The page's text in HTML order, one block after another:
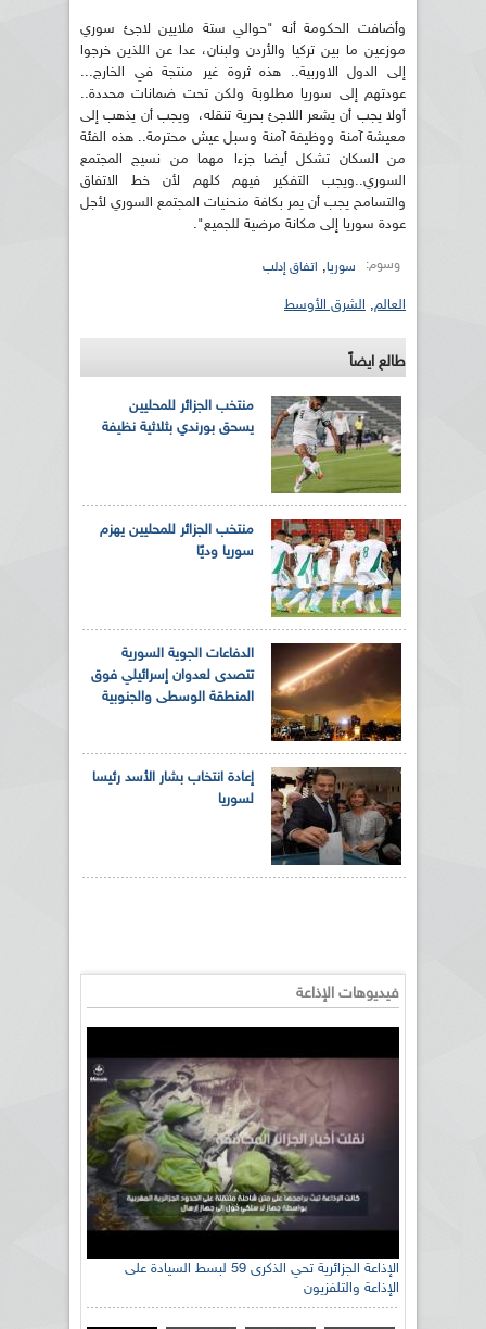
وأضافت الحكومة أنه "حوالي ستة ملايين لاجئ سوري
موزعين ما بين تركيا والأردن ولبنان، عدا عن اللذين خرجوا
إلى الدول الاوربية.. هذه ثروة غير منتجة في الخارج...
عودتهم إلى سوريا مطلوبة ولكن تحت ضمانات محددة..
أولا يجب أن يشعر اللاجئ بحرية تنقله، ويجب أن يذهب إلى
معيشة آمنة ووظيفة آمنة وسبل عيش محترمة.. هذه الفئة
من السكان تشكل أيضا جزءا مهما من نسيج المجتمع
السوري..ويجب التفكير فيهم كلهم لأن خط الاتفاق
والتسامح يجب أن يمر بكافة منحنيات المجتمع السوري لأجل
عودة سوريا إلى مكانة مرضية للجميع".
وسوم: سوريا, اتفاق إدلب
العالم, الشرق الأوسط
طالع ايضاً
منتخب الجزائر للمحليين
يسحق بورندي بثلاثية نظيفة
منتخب الجزائر للمحليين يهزم
سوريا وديًا
الدفاعات الجوية السورية
تتصدى لعدوان إسرائيلي فوق
المنطقة الوسطى والجنوبية
إعادة انتخاب بشار الأسد رئيسا
لسوريا
فيديوهات الإذاعة
الإذاعة الجزائرية تحي الذكرى 59 لبسط السيادة على
الإذاعة والتلفزيون